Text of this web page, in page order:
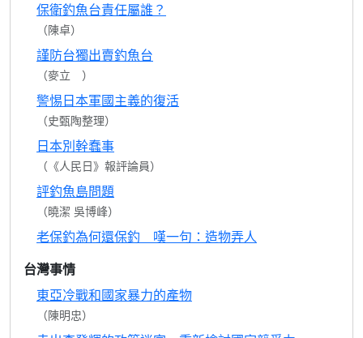
保衛釣魚台責任屬誰？
（陳卓）
謹防台獨出賣釣魚台
（麥立 ）
警惕日本軍國主義的復活
（史甄陶整理）
日本別幹蠢事
（《人民日》報評論員）
評釣魚島問題
（曉潔 吳博峰）
老保釣為何還保釣 嘆一句：造物弄人
台灣事情
東亞冷戰和國家暴力的產物
（陳明忠）